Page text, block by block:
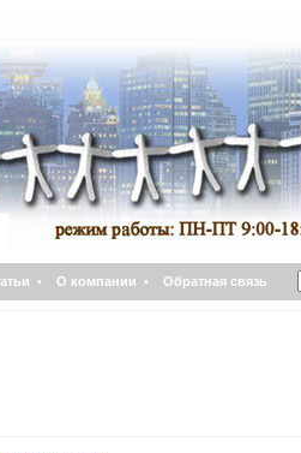
• О компании • Обратная связь